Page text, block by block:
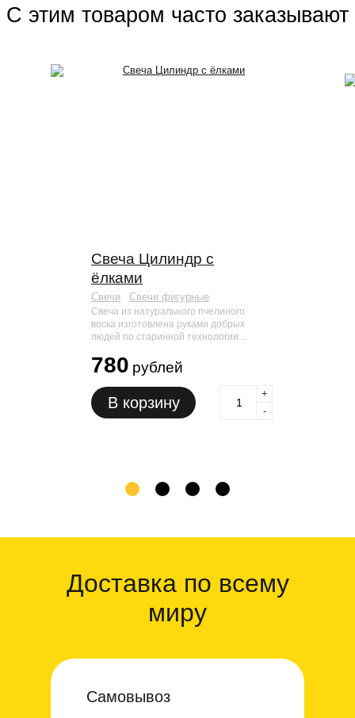
С этим товаром часто заказывают
Свеча Цилиндр с
ёлками
Свечи Свечи фигурные
Свеча из натурального пчелиного
воска изготовлена руками добрых
людей по старинной технологии....
780 рублей
+
-
В корзину
Доставка по всему
миру
Самовывоз